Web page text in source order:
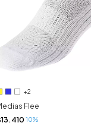
+2
Flee
10%